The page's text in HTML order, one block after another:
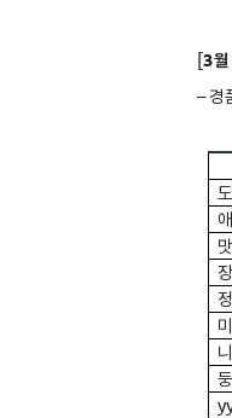
[3
–경